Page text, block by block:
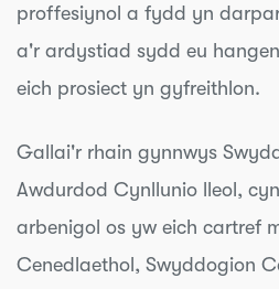
proffesiynol a fydd yn
a'r ardystiad sydd eu
eich prosiect yn gyfreithlon.
Gallai'r rhain gynnwys
Awdurdod Cynllunio lleol,
arbenigol os yw eich cartref
Cenedlaethol, Swyddogion